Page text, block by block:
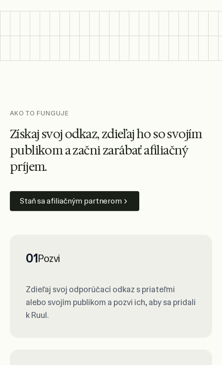
AKO TO FUNGUJE
Získajsvojodkaz,zdieľajhososvojím
publikomazačnizarábaťafiliačný
príjem.
Staň sa afiliačným partnerom
01Pozvi
Zdieľaj svoj odporúčací odkaz s priateľmi
alebo svojím publikom a pozvi ich, aby sa pridali
k Ruul.